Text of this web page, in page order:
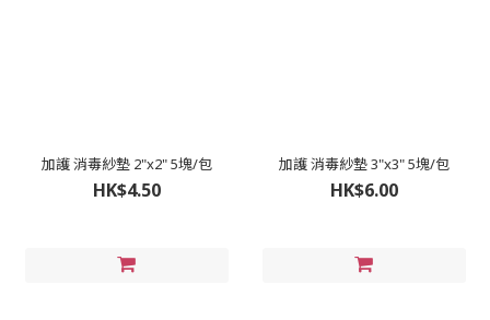
加護 消毒紗墊 2"x2" 5塊/包
HK$4.50
加護 消毒紗墊 3"x3" 5塊/包
HK$6.00